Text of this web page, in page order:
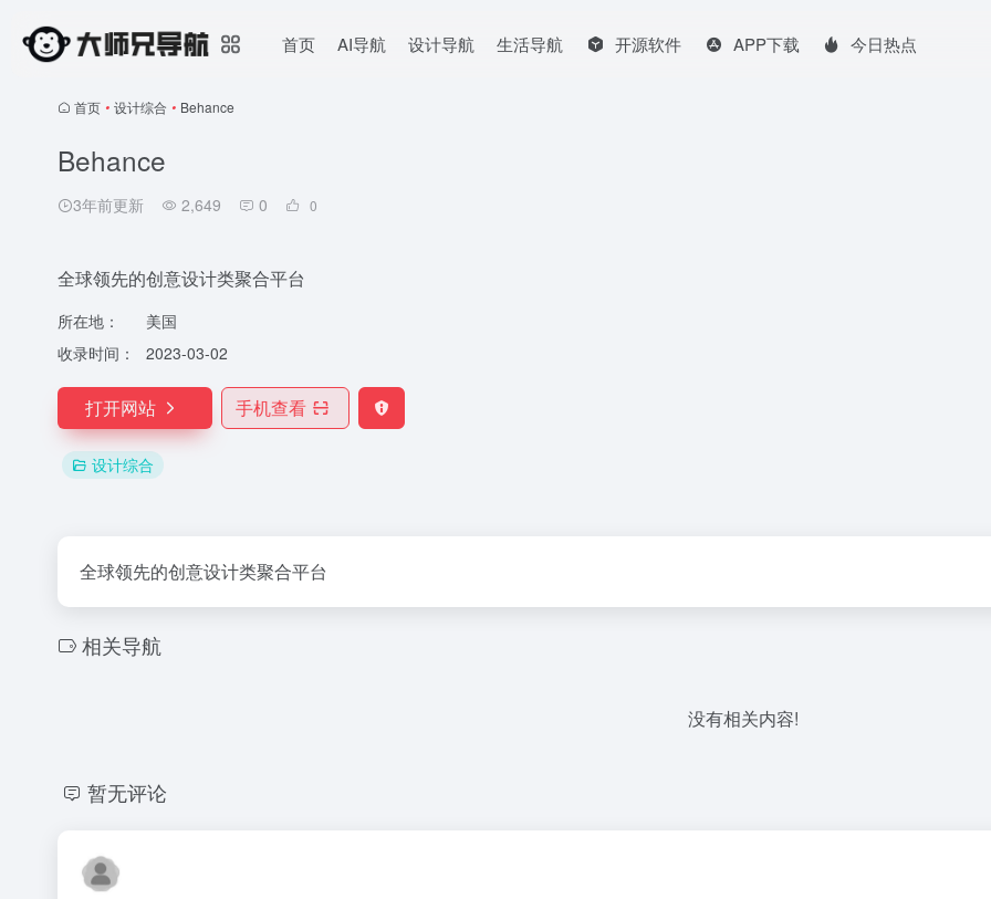
首页 AI导航 设计导航 生活导航 开源软件 APP下载 今日热点
首页 • 设计综合 • Behance
Behance
3年前更新 2,649 0 0
全球领先的创意设计类聚合平台
所在地：
美国
收录时间：
2023-03-02
打开网站 手机查看
设计综合
全球领先的创意设计类聚合平台
相关导航
没有相关内容!
暂无评论